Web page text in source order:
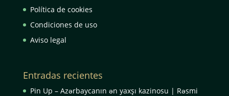
Política de cookies
Condiciones de uso
Aviso legal
Entradas recientes
Pin Up – Azərbaycanın ən yaxşı kazinosu | Rəsmi